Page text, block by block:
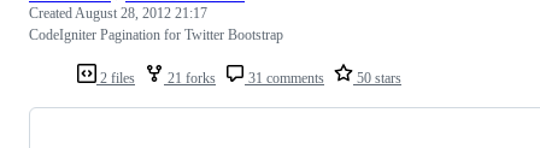
2 files 21 forks 31 comments 50 stars
CreatedAugust 28, 2012 21:17
CodeIgniter Pagination for Twitter Bootstrap